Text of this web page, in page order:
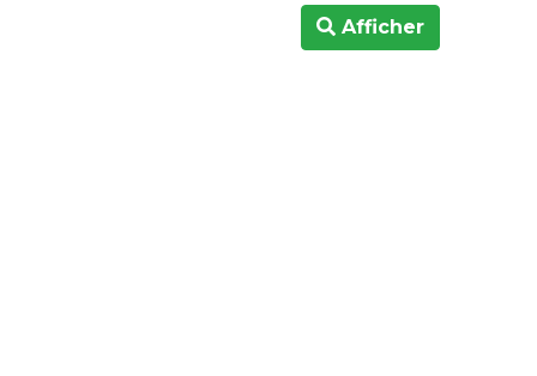
Afficher